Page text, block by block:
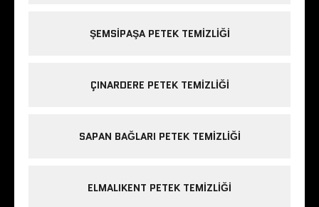
ŞEMSIPAŞA PETEK TEMIZLIĞI
ÇINARDERE PETEK TEMIZLIĞI
SAPAN BAĞLARI PETEK TEMIZLIĞI
ELMALIKENT PETEK TEMIZLIĞI